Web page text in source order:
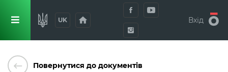
UK home Вхід
keyboard_backspace Повернутися до документів